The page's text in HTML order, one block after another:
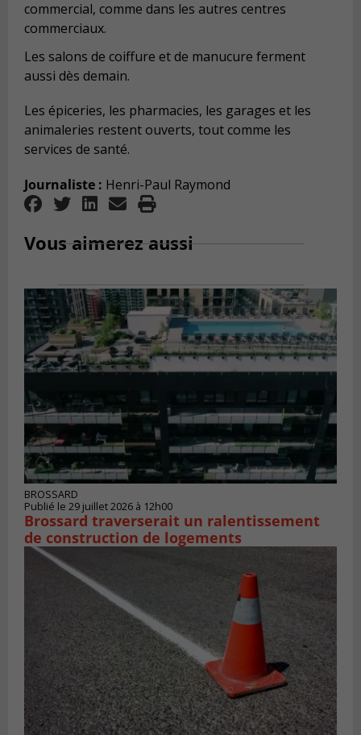
commercial, comme dans les autres centres
commerciaux.
Les salons de coiffure et de manucure ferment
aussi dès demain.
Les épiceries, les pharmacies, les garages et les
animaleries restent ouverts, tout comme les
services de santé.
Journaliste : Henri-Paul Raymond
Vous aimerez aussi
BROSSARD
Publié le 29 juillet 2026 à 12h00
Brossard traverserait un ralentissement
de construction de logements